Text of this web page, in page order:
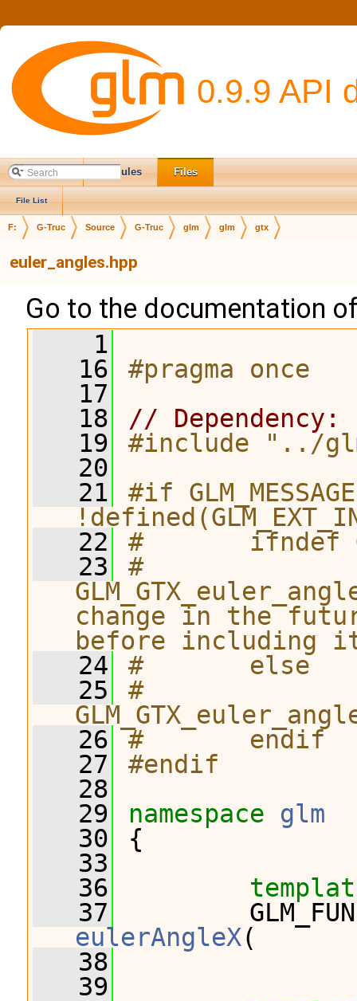
0.9.9 API
Main Page Modules Files
File List
F: G-Truc Source G-Truc glm glm gtx
euler_angles.hpp
Go to the documentation
    1
   16
#pragma once
   17
   18
// Dependency:
   19
#include "../
   20
   21
#if
   22
#       ifndef
   23
#
change in the future.
before
   24
#       else
   25
#
   26
#       endif
   27
#endif
   28
   29
namespace glm
   30
{
   33
   36
   37
eulerAngleX(
   38
   39